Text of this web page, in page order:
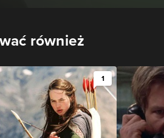
również
1